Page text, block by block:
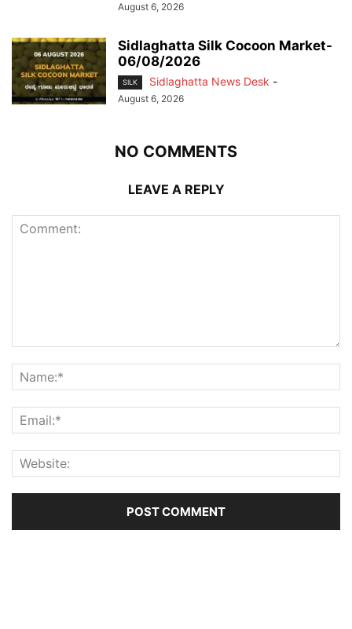
August 6, 2026
Sidlaghatta Silk Cocoon Market-
06/08/2026
SILK Sidlaghatta News Desk -
August 6, 2026
NO COMMENTS
LEAVE A REPLY